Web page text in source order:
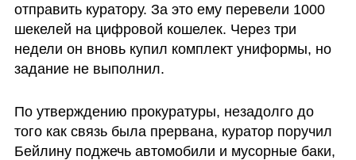
отправить куратору. За это ему перевели 1000
шекелей на цифровой кошелeк. Через три
недели он вновь купил комплект униформы, но
задание не выполнил.
По утверждению прокуратуры, незадолго до
того как связь была прервана, куратор поручил
Бейлину поджечь автомобили и мусорные баки,